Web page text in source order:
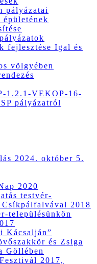
pályázatai
fejlesztése Igal és
völgyében
1.2.1-VEKOP-16-
pályázatról
2024. október 5.
2020
testvér-
2018
településünkön
Kácsalján”
és Zsiga
Göllében
2017,